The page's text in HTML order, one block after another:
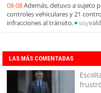
08-08Además, detuvo a sujeto
controles vehiculares y 21
infracciones al tránsito.
soy
LAS MÁS COMENTADAS